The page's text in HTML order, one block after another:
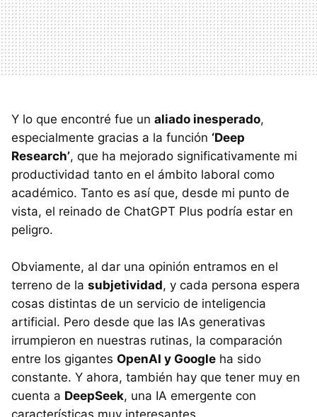
Y lo que encontré fue un aliado inesperado,
especialmente gracias a la función ‘Deep
Research’, que ha mejorado significativamente mi
productividad tanto en el ámbito laboral como
académico. Tanto es así que, desde mi punto de
vista, el reinado de ChatGPT Plus podría estar en
peligro.
Obviamente, al dar una opinión entramos en el
terreno de la subjetividad, y cada persona espera
cosas distintas de un servicio de inteligencia
artificial. Pero desde que las IAs generativas
irrumpieron en nuestras rutinas, la comparación
entre los gigantes OpenAI y Google ha sido
constante. Y ahora, también hay que tener muy en
cuenta a DeepSeek, una IA emergente con